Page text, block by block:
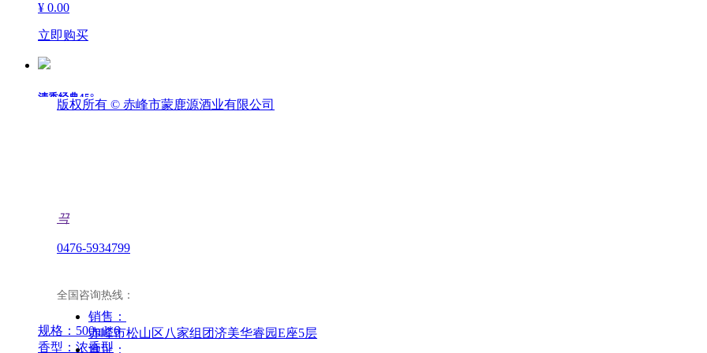
¥ 0.00
立即购买
清香经典45°
浓香经典38°
规格：500ml*6
香型：浓香型
版权所有 © 赤峰市蒙鹿源酒业有限公司
끅
0476-5934799
全国咨询热线：
销售：
赤峰市松山区八家组团济美华睿园E座5层
地址：